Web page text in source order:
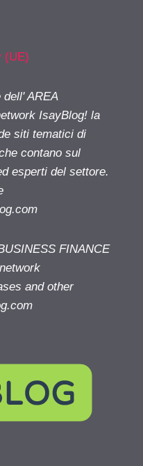
(UE)
AREA
IsayBlog! la
siti tematici di
contano sul
esperti del settore.
FINANCE
and other